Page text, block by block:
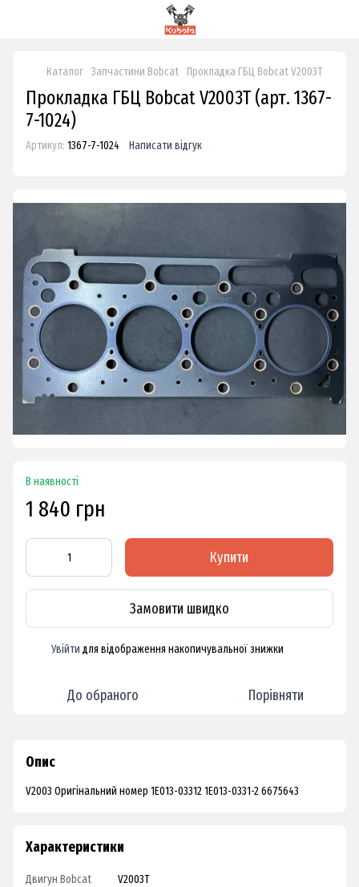
Каталог Запчастини Bobcat Прокладка ГБЦ Bobcat V2003T
Прокладка ГБЦ Bobcat V2003T (арт. 1367-
7-1024)
Артикул: 1367-7-1024 Написати відгук
В наявності
1 840 грн
Купити
Замовити швидко
Увійти для відображення накопичувальної знижки
До обраного Порівняти
Опис
V2003 Оригінальний номер 1E013-03312 1E013-0331-2 6675643
Характеристики
Двигун Bobcat V2003T